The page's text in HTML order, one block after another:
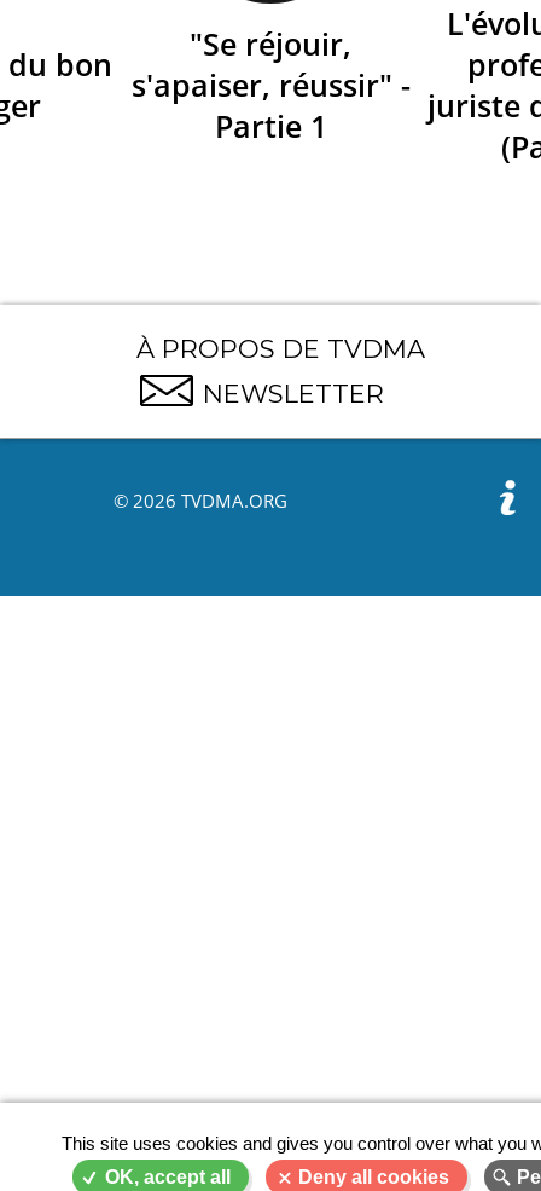
du bon
"Se réjouir,
s'apaiser, réussir" -
Partie 1
juriste
À PROPOS DE TVDMA
NEWSLETTER
© 2026 TVDMA.ORG
This site uses cookies and gives you control over what you
OK, accept all
Deny all cookies